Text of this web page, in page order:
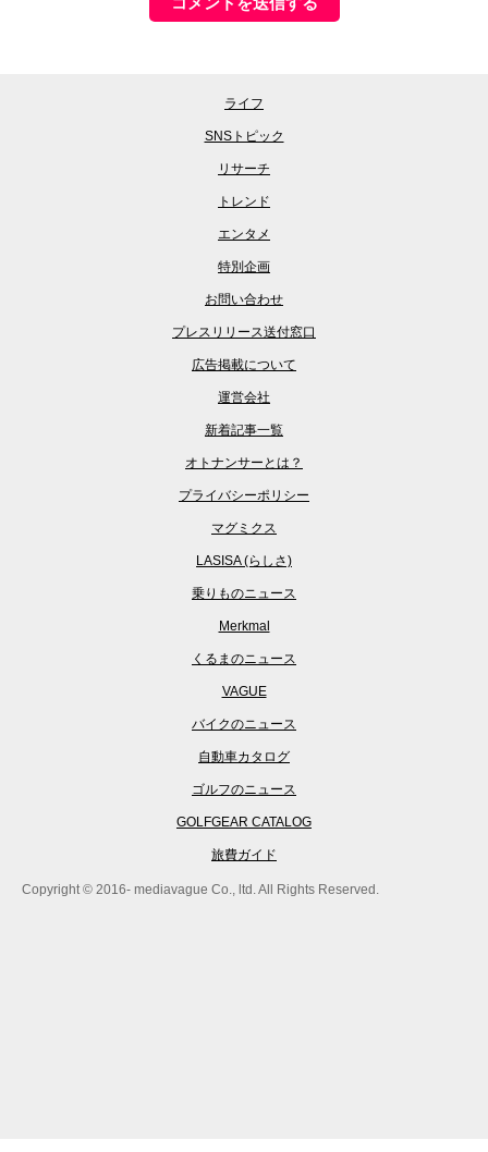
ライフ
SNSトピック
リサーチ
トレンド
エンタメ
特別企画
お問い合わせ
プレスリリース送付窓口
広告掲載について
運営会社
新着記事一覧
オトナンサーとは？
プライバシーポリシー
マグミクス
LASISA (らしさ)
乗りものニュース
Merkmal
くるまのニュース
VAGUE
バイクのニュース
自動車カタログ
ゴルフのニュース
GOLFGEAR CATALOG
旅費ガイド
Copyright © 2016- mediavague Co., ltd. All Rights Reserved.